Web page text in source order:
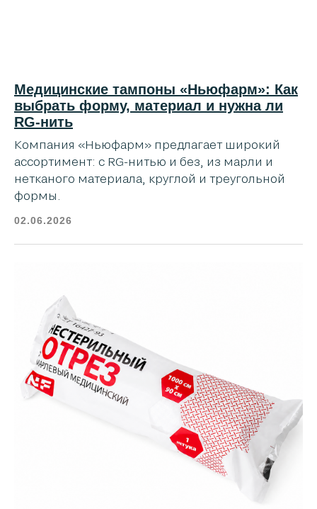
Медицинские тампоны «Ньюфарм»: Как
выбрать форму, материал и нужна ли
RG-нить
Компания «Ньюфарм» предлагает широкий
ассортимент: с RG-нитью и без, из марли и
нетканого материала, круглой и треугольной
формы.
02.06.2026